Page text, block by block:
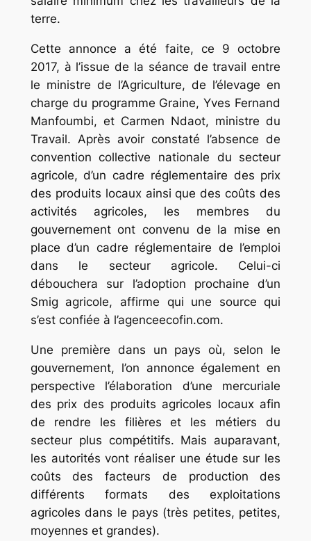
terre.
Cette annonce a été faite, ce 9 octobre
2017, à l’issue de la séance de travail entre
le ministre de l’Agriculture, de l’élevage en
charge du programme Graine, Yves Fernand
Manfoumbi, et Carmen Ndaot, ministre du
Travail. Après avoir constaté l’absence de
convention collective nationale du secteur
agricole, d’un cadre réglementaire des prix
des produits locaux ainsi que des coûts des
activités agricoles, les membres du
gouvernement ont convenu de la mise en
place d’un cadre réglementaire de l’emploi
dans le secteur agricole. Celui-ci
débouchera sur l’adoption prochaine d’un
Smig agricole, affirme qui une source qui
s’est confiée à l’agenceecofin.com.
Une première dans un pays où, selon le
gouvernement, l’on annonce également en
perspective l’élaboration d’une mercuriale
des prix des produits agricoles locaux afin
de rendre les filières et les métiers du
secteur plus compétitifs. Mais auparavant,
les autorités vont réaliser une étude sur les
coûts des facteurs de production des
différents formats des exploitations
agricoles dans le pays (très petites, petites,
moyennes et grandes).